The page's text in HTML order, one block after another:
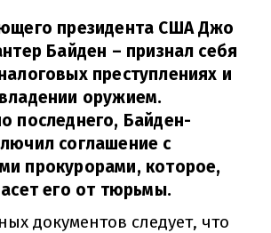
президента США Джо
Байден – признал себя
преступлениях и
оружием.
последнего, Байден-
соглашение с
прокурорами, которое,
его от тюрьмы.
документов следует, что